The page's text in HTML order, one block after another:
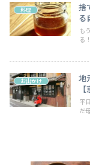
料理
捨
る
も
る
お出かけ
地
平
だ